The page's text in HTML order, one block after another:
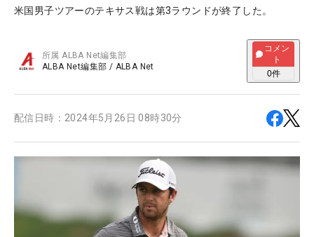
米国男子ツアーのテキサス戦は第3ラウンドが終了した。
所属ALBA Net編集部
ALBA Net編集部 / ALBA Net
コメン
ト
0件
配信日時： 2024年5月26日 08時30分